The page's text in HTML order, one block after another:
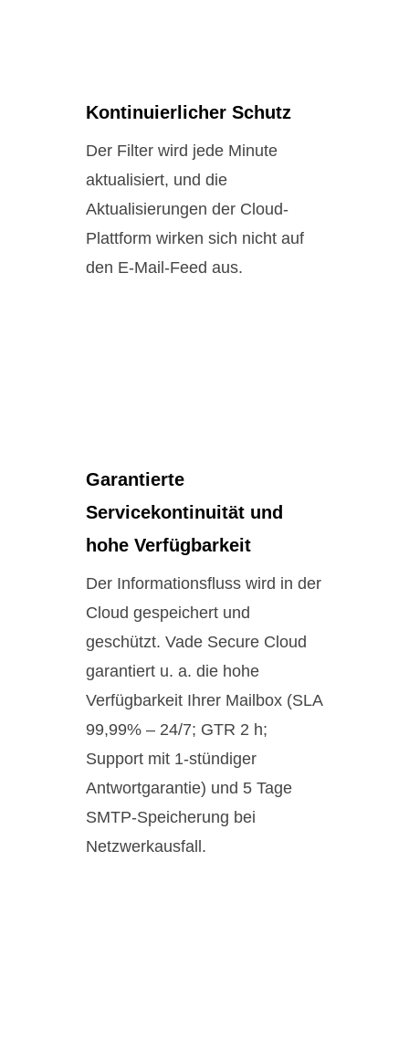
Kontinuierlicher Schutz
Der Filter wird jede Minute
aktualisiert, und die
Aktualisierungen der Cloud-
Plattform wirken sich nicht auf
den E-Mail-Feed aus.
Garantierte
Servicekontinuität und
hohe Verfügbarkeit
Der Informationsfluss wird in der
Cloud gespeichert und
geschützt. Vade Secure Cloud
garantiert u. a. die hohe
Verfügbarkeit Ihrer Mailbox (SLA
99,99% – 24/7; GTR 2 h;
Support mit 1-stündiger
Antwortgarantie) und 5 Tage
SMTP-Speicherung bei
Netzwerkausfall.